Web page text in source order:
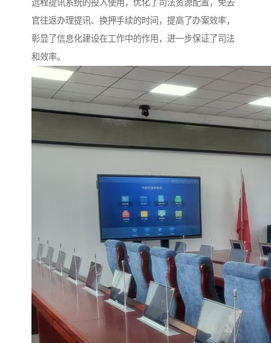
远程提讯系统的投入使用，优化了司法资源配置，免去
官往返办理提讯、换押手续的时间，提高了办案效率，
彰显了信息化建设在工作中的作用，进一步保证了司法
和效率。